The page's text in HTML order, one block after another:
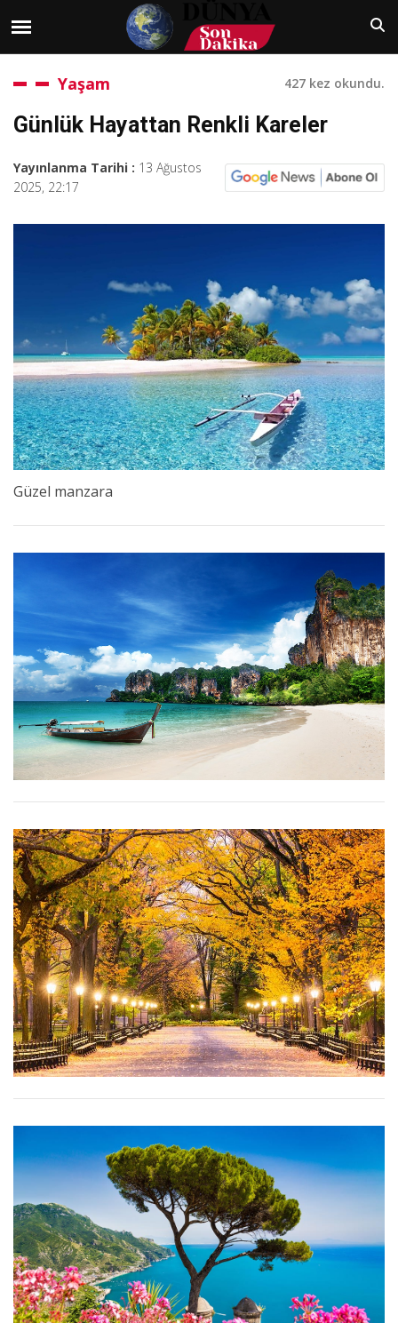
Yaşam 427 kez okundu.
Günlük Hayattan Renkli Kareler
Yayınlanma Tarihi : 13 Ağustos
2025, 22:17
Güzel manzara